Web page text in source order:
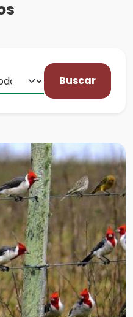
Buscar